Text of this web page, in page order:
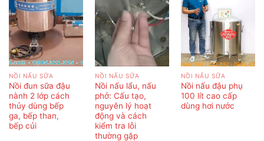
NỒI NẤU SỮA
Nồi đun sữa đậu
nành 2 lớp cách
thủy dùng bếp
ga, bếp than,
bếp củi
NỒI NẤU SỮA
Nồi nấu lẩu, nấu
phở: Cấu tạo,
nguyên lý hoạt
động và cách
kiểm tra lỗi
thường gặp
NỒI NẤU SỮA
Nồi nấu đậu phụ
100 lít cao cấp
dùng hơi nước